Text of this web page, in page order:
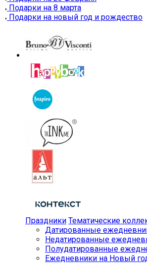
Подарки на 8 марта
Подарки на новый год и рождество
Праздники Тематические
Датированные
Недатированные
Полудатированные
Ежедневники на Новый